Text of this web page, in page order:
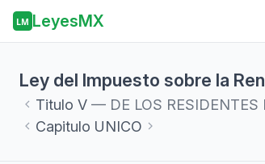
LM LeyesMX
Ley del Impuesto sobre la
Titulo V — DE LOS RESIDENTES
Capitulo UNICO